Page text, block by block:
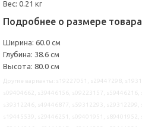
Вес: 0.21 кг
Подробнее о размере товара
Ширина: 60.0 см
Глубина: 38.6 см
Высота: 80.0 см